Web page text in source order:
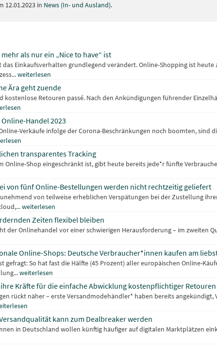
12.01.2023 in News (In- und Ausland).
als nur ein „Nice to have“ ist
das Einkaufsverhalten grundlegend verändert. Online-Shopping ist
weiterlesen
Ära geht zuende
kostenlose Retouren passé. Nach den Ankündigungen führender
Handel 2023
Verkäufe infolge der Corona-Beschränkungen noch boomten, sind
transparentes Tracking
Online-Shop eingeschränkt ist, gibt heute bereits jede*r fünfte
von fünf Online-Bestellungen werden nicht rechtzeitig geliefert
von teilweise erheblichen Verspätungen bei der Zustellung
weiterlesen
Zeiten flexibel bleiben
der Onlinehandel vor einer schwierigen Herausforderung – im zweiten
Online-Shops: Deutsche Verbraucher*innen kaufen am
gefragt: So hat fast die Hälfte (45 Prozent) aller europäischen Online-
weiterlesen
Kräfte für die einfache Abwicklung kostenpflichtiger Retouren
rückt näher – erste Versandmodehändler* haben bereits angekündigt,
kann zum Dealbreaker werden
in Deutschland wollen künftig häufiger auf digitalen Marktplätzen